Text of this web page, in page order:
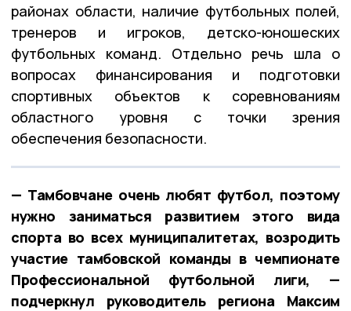
районах области, наличие футбольных полей,
тренеров и игроков, детско-юношеских
футбольных команд. Отдельно речь шла о
вопросах финансирования и подготовки
спортивных объектов к соревнованиям
областного уровня с точки зрения
обеспечения безопасности.
— Тамбовчане очень любят футбол, поэтому
нужно заниматься развитием этого вида
спорта во всех муниципалитетах, возродить
участие тамбовской команды в чемпионате
Профессиональной футбольной лиги, —
подчеркнул руководитель региона Максим